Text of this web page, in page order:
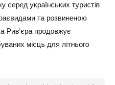
серед українських туристів
та розвиненою
Рив'єра продовжує
місць для літнього